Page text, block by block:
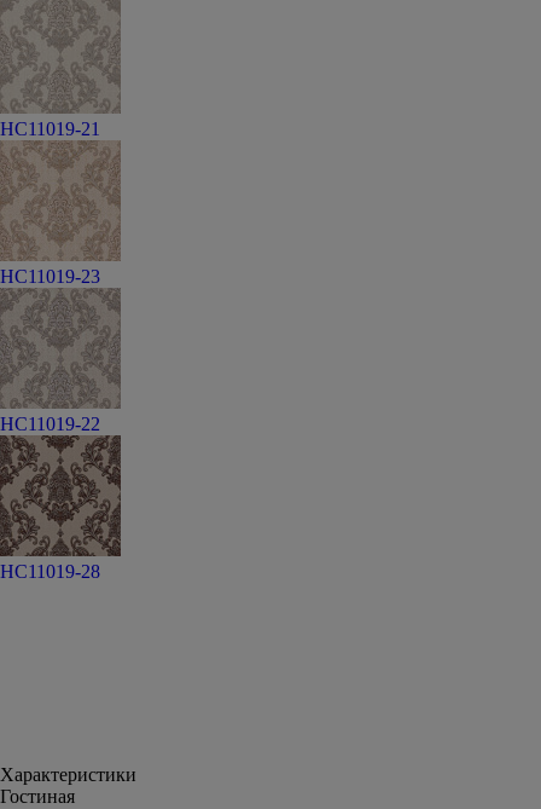
HC11019-21
HC11019-23
HC11019-22
HC11019-28
Характеристики
Гостиная